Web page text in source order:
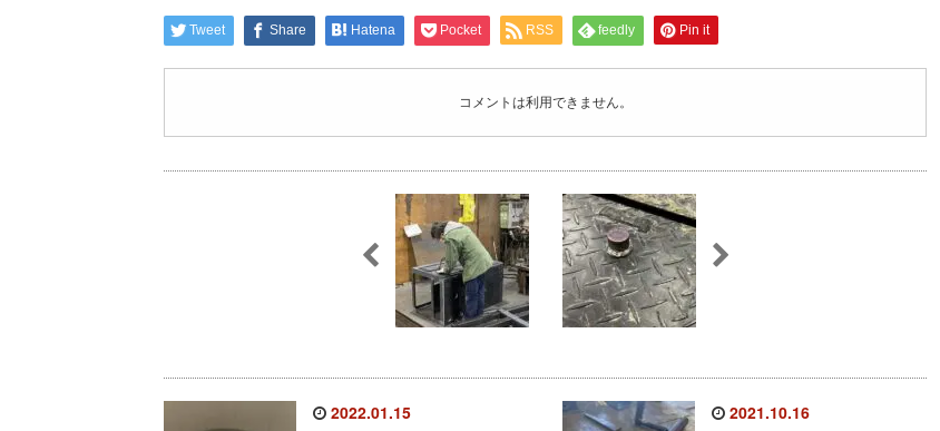
Tweet Share Hatena Pocket RSS feedly Pin it
コメントは利用できません。
2022.01.15 2021.10.16